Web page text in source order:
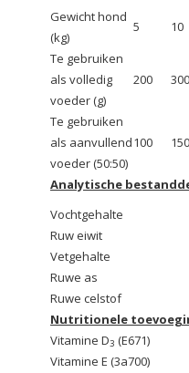
Gewicht hond
(kg)
5 10
Te gebruiken
als volledig
voeder (g)
200 300
Te gebruiken
als aanvullend
voeder (50:50)
100 150
Analytische
Vochtgehalte
Ruw eiwit
Vetgehalte
Ruwe as
Ruwe celstof
Nutritionele
Vitamine D3 (E671)
Vitamine E (3a700)